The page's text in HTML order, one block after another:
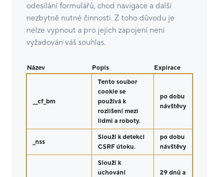
odesílání formulářů, chod navigace a další
nezbytně nutné činnosti. Z toho důvodu je
nelze vypnout a pro jejich zapojení není
vyžadován váš souhlas.
Název Popis Expirace
__cf_bm
Tento soubor
cookie se
používá k
rozlišení mezi
lidmi a roboty.
po dobu
návštěvy
_nss
Slouží k detekci
CSRF útoku.
po dobu
návštěvy
Slouží k
uchování
29 dnů a